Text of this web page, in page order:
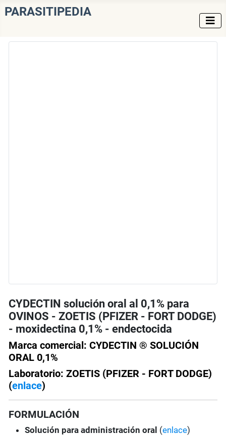
PARASITIPEDIA
CYDECTIN solución oral al 0,1% para
OVINOS - ZOETIS (PFIZER - FORT DODGE)
- moxidectina 0,1% - endectocida
Marca comercial: CYDECTIN ® SOLUCIÓN
ORAL 0,1%
Laboratorio: ZOETIS (PFIZER - FORT DODGE)
(enlace)
FORMULACIÓN
Solución para administración oral (enlace)